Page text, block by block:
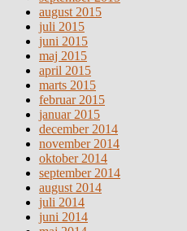
august 2015
juli 2015
juni 2015
maj 2015
april 2015
marts 2015
februar 2015
januar 2015
december 2014
november 2014
oktober 2014
september 2014
august 2014
juli 2014
juni 2014